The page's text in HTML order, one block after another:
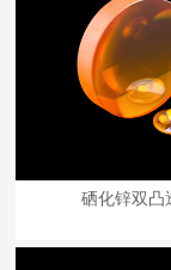
硒化锌双凸